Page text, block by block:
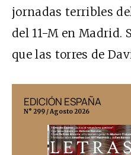
jornadas terribles
del 11-M en Madrid.
que las torres de
EDICIÓN ESPAÑA
N° 299 / Agosto 2026